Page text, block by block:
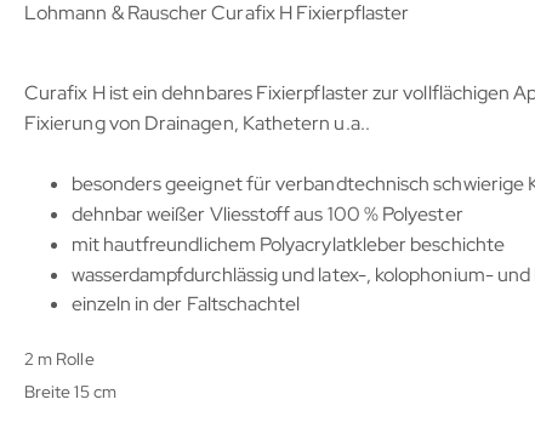
Lohmann & Rauscher Curafix H Fixierpflaster
Curafix H ist ein dehnbares Fixierpflaster zur vollflächigen
Fixierung von Drainagen, Kathetern u.a..
besonders geeignet für verbandtechnisch schwierige
dehnbar weißer Vliesstoff aus 100 % Polyester
mit hautfreundlichem Polyacrylatkleber beschichte
wasserdampfdurchlässig und latex-, kolophonium-
einzeln in der Faltschachtel
2 m Rolle
Breite 15 cm